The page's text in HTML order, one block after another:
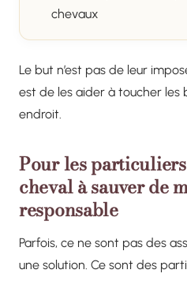
chevaux
Le but n’est pas de leur
est de les aider à toucher les
endroit.
Pour les
cheval à sauver de
responsable
Parfois, ce ne sont pas des
une solution. Ce sont des